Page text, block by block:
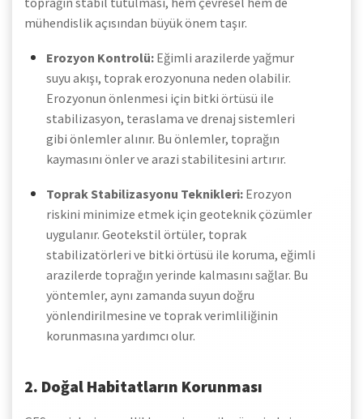
mühendislik açısından büyük önem taşır.
Erozyon Kontrolü: Eğimli arazilerde yağmur
suyu akışı, toprak erozyonuna neden olabilir.
Erozyonun önlenmesi için bitki örtüsü ile
stabilizasyon, teraslama ve drenaj sistemleri
gibi önlemler alınır. Bu önlemler, toprağın
kaymasını önler ve arazi stabilitesini artırır.
Toprak Stabilizasyonu Teknikleri: Erozyon
riskini minimize etmek için geoteknik çözümler
uygulanır. Geotekstil örtüler, toprak
stabilizatörleri ve bitki örtüsü ile koruma, eğimli
arazilerde toprağın yerinde kalmasını sağlar. Bu
yöntemler, aynı zamanda suyun doğru
yönlendirilmesine ve toprak verimliliğinin
korunmasına yardımcı olur.
2. Doğal Habitatların Korunması